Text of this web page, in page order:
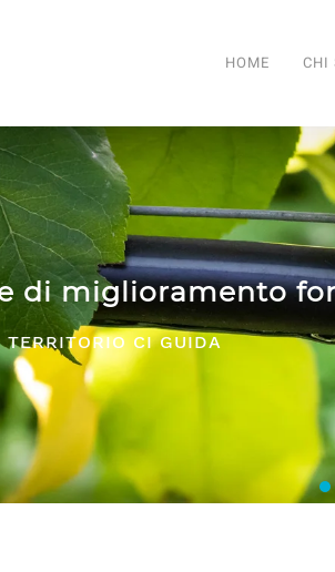
HOME CHI
RAPPRESENTANZA E SERVIZI